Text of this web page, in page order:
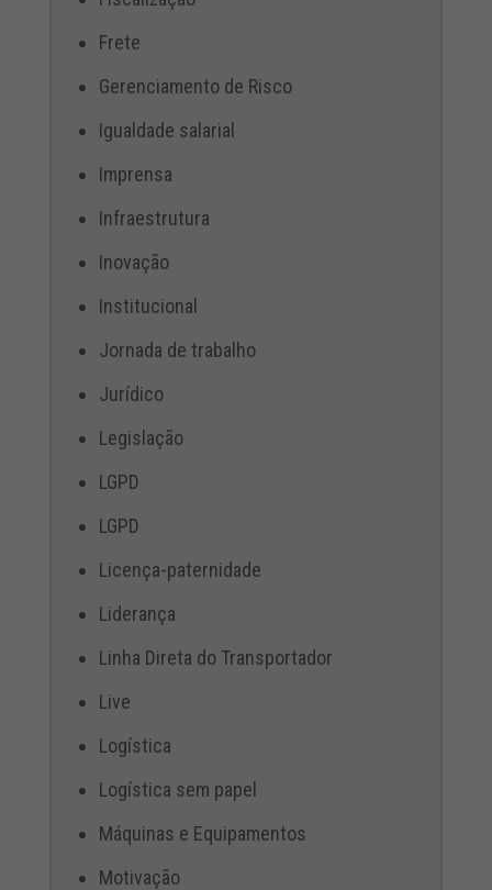
Frete
Gerenciamento de Risco
Igualdade salarial
Imprensa
Infraestrutura
Inovação
Institucional
Jornada de trabalho
Jurídico
Legislação
LGPD
LGPD
Licença-paternidade
Liderança
Linha Direta do Transportador
Live
Logística
Logística sem papel
Máquinas e Equipamentos
Motivação